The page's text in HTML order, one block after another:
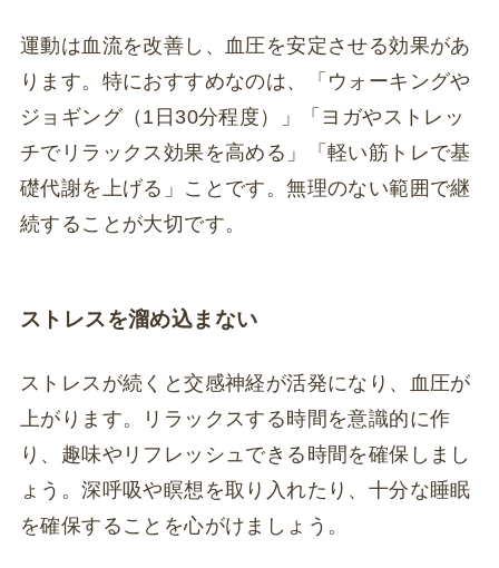
運動は血流を改善し、血圧を安定させる効果があ
ります。特におすすめなのは、「ウォーキングや
ジョギング（1日30分程度）」「ヨガやストレッ
チでリラックス効果を高める」「軽い筋トレで基
礎代謝を上げる」ことです。無理のない範囲で継
続することが大切です。
ストレスを溜め込まない
ストレスが続くと交感神経が活発になり、血圧が
上がります。リラックスする時間を意識的に作
り、趣味やリフレッシュできる時間を確保しまし
ょう。深呼吸や瞑想を取り入れたり、十分な睡眠
を確保することを心がけましょう。